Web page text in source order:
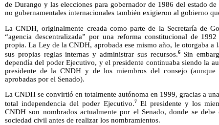
de Durango y las elecciones para gobernador de 1986 del estado de
no gubernamentales internacionales también exigieron al gobierno
La CNDH, originalmente creada como parte de la Secretaría de
“agencia descentralizada” por una reforma constitucional de
propia. La Ley de la CNDH, aprobada ese mismo año, le otorgaba
sus propias reglas internas y administrar sus recursos.6Sin
dependía del poder Ejecutivo, y el presidente continuaba siendo la
presidente de la CNDH y de los miembros del consejo (aunque
aprobadas por el Senado).
La CNDH se convirtió en totalmente autónoma en 1999, gracias a
total independencia del poder Ejecutivo.7
El presidente y los
CNDH son nombrados actualmente por el Senado, donde se
sociedad civil antes de realizar los nombramientos.